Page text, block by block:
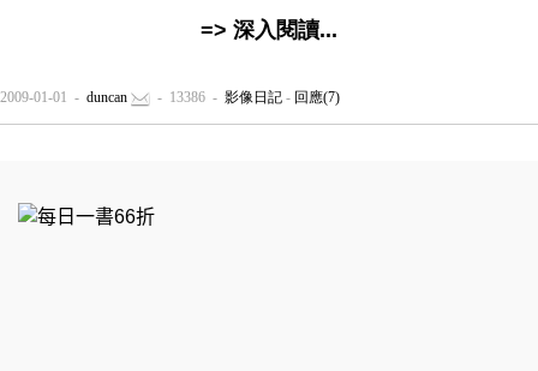
=> 深入閱讀...
2009-01-01 - duncan - 13386 - 影像日記 - 回應(7)